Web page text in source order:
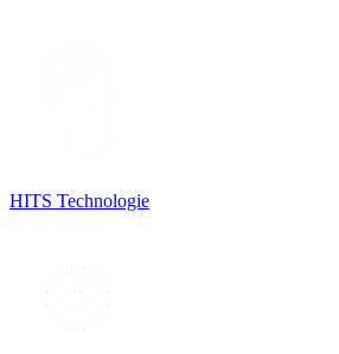
HITS Technologie